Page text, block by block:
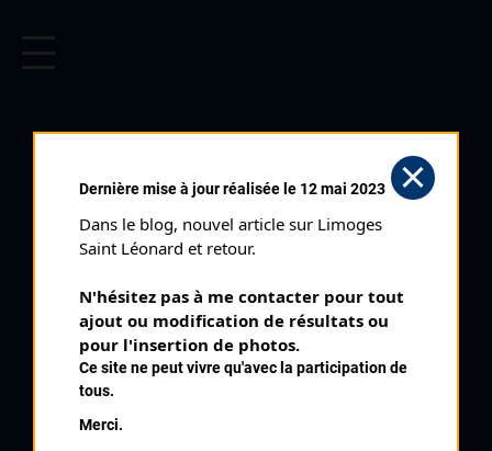
REGARNIEN (PRÉNOM
INCONNU)
1936 ,
7 Critérium de Brive et du Bas Limousin
Dernière mise à jour réalisée le 12 mai 2023
Dans le blog, nouvel article sur Limoges
Saint Léonard et retour.
N'hésitez pas à me contacter pour tout
ajout ou modification de résultats ou
pour l'insertion de photos.
Ce site ne peut vivre qu'avec la participation de
tous.
Merci.